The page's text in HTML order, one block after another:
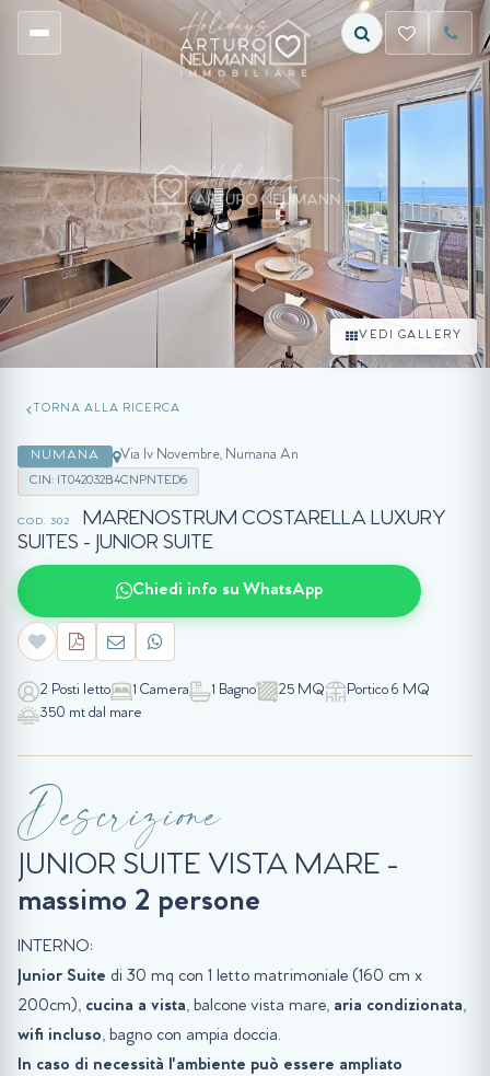
VEDI GALLERY
TORNA ALLA RICERCA
NUMANA Via Iv Novembre, Numana An
CIN: IT042032B4CNPNTED6
COD. 302
MARENOSTRUM COSTARELLA LUXURY
SUITES - JUNIOR SUITE
Chiedi info su WhatsApp
2 Posti letto 1 Camera 1 Bagno 25 MQ
Portico 6 MQ
350 mt dal mare
Descrizione
JUNIOR SUITE VISTA MARE -
massimo 2 persone
INTERNO:
Junior Suite di 30 mq con 1 letto matrimoniale (160 cm x
200cm), cucina a vista, balcone vista mare, aria condizionata,
wifi incluso, bagno con ampia doccia.
In caso di necessità l'ambiente può essere ampliato